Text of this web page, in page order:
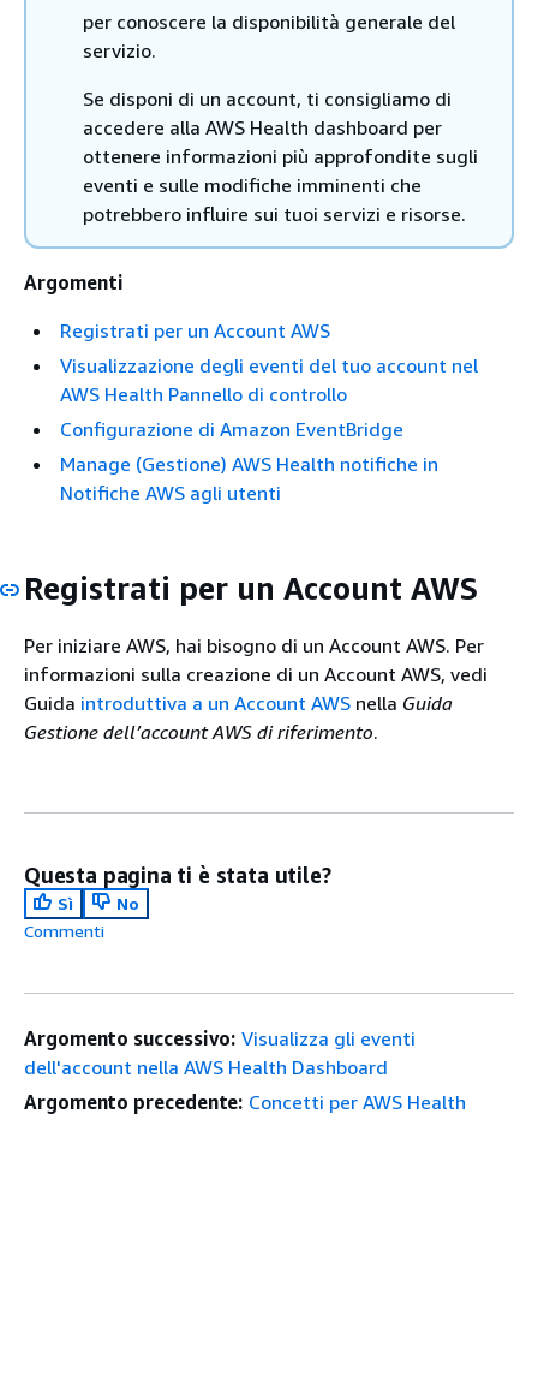
per conoscere la disponibilità generale del
servizio.
Se disponi di un account, ti consigliamo di
accedere alla AWS Health dashboard per
ottenere informazioni più approfondite sugli
eventi e sulle modifiche imminenti che
potrebbero influire sui tuoi servizi e risorse.
Argomenti
Registrati per un Account AWS
Visualizzazione degli eventi del tuo account nel
AWS Health Pannello di controllo
Configurazione di Amazon EventBridge
Manage (Gestione) AWS Health notifiche in
Notifiche AWS agli utenti
Registrati per un Account AWS
Per iniziare AWS, hai bisogno di un Account AWS. Per
informazioni sulla creazione di un Account AWS, vedi
Guida introduttiva a un Account AWS nella Guida
Gestione dell’account AWS di riferimento.
Questa pagina ti è stata utile?
Sì
No
Commenti
Argomento successivo: Visualizza gli eventi
dell'account nella AWS Health Dashboard
Argomento precedente: Concetti per AWS Health